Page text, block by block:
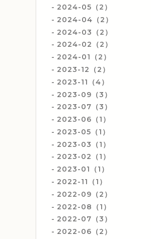
2024-05（2）
2024-04（2）
2024-03（2）
2024-02（2）
2024-01（2）
2023-12（2）
2023-11（4）
2023-09（3）
2023-07（3）
2023-06（1）
2023-05（1）
2023-03（1）
2023-02（1）
2023-01（1）
2022-11（1）
2022-09（2）
2022-08（1）
2022-07（3）
2022-06（2）